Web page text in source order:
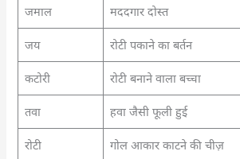
जमाल मददगार दोस्त
जय रोटी पकाने का बर्तन
कटोरी रोटी बनाने वाला बच्चा
तवा हवा जैसी फूली हुई
रोटी गोल आकार काटने की चीज़